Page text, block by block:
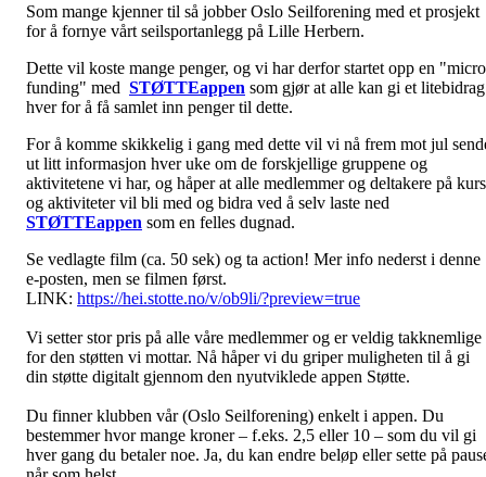
Som mange kjenner til så jobber Oslo Seilforening med et prosjekt
for å fornye vårt seilsportanlegg på Lille Herbern.
Dette vil koste mange penger, og vi har derfor startet opp en
funding" med STØTTEappen som gjør at alle kan gi et litebidrag
hver for å få samlet inn penger til dette.
For å komme skikkelig i gang med dette vil vi nå frem mot jul
ut litt informasjon hver uke om de forskjellige gruppene og
aktivitetene vi har, og håper at alle medlemmer og deltakere på kurs
og aktiviteter vil bli med og bidra ved å selv laste ned
STØTTEappen som en felles dugnad.
Se vedlagte film (ca. 50 sek) og ta action! Mer info nederst i denne
e-posten, men se filmen først.
LINK: https://hei.stotte.no/v/ob9li/?preview=true
Vi setter stor pris på alle våre medlemmer og er veldig takknemlige
for den støtten vi mottar. Nå håper vi du griper muligheten til å gi
din støtte digitalt gjennom den nyutviklede appen Støtte.
Du finner klubben vår (Oslo Seilforening) enkelt i appen. Du
bestemmer hvor mange kroner – f.eks. 2,5 eller 10 – som du vil gi
hver gang du betaler noe. Ja, du kan endre beløp eller sette på